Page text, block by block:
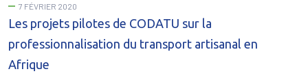
7 FÉVRIER 2020
Les projets pilotes de CODATU sur la
professionnalisation du transport artisanal en
Afrique